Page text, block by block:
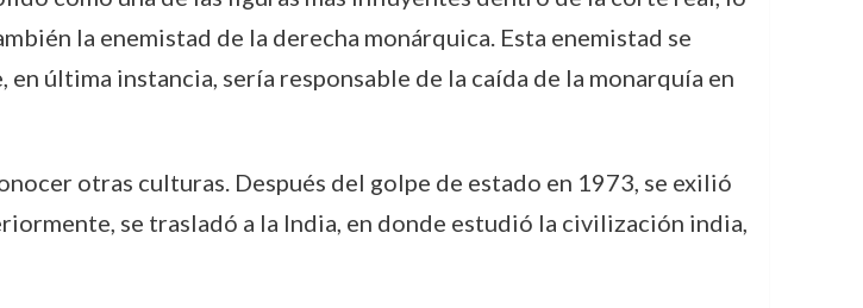
la enemistad de la derecha monárquica. Esta enemistad se
última instancia, sería responsable de la caída de la monarquía en
otras culturas. Después del golpe de estado en 1973, se exilió
se trasladó a la India, en donde estudió la civilización india,